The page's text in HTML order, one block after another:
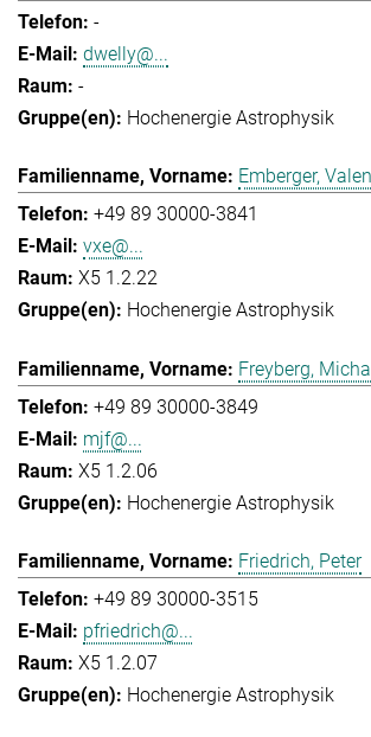
-
dwelly@...
-
Hochenergie Astrophysik
Emberger,
+49 89 30000-3841
vxe@...
X5 1.2.22
Hochenergie Astrophysik
Freyberg,
+49 89 30000-3849
mjf@...
X5 1.2.06
Hochenergie Astrophysik
Friedrich, Peter
+49 89 30000-3515
pfriedrich@...
X5 1.2.07
Hochenergie Astrophysik